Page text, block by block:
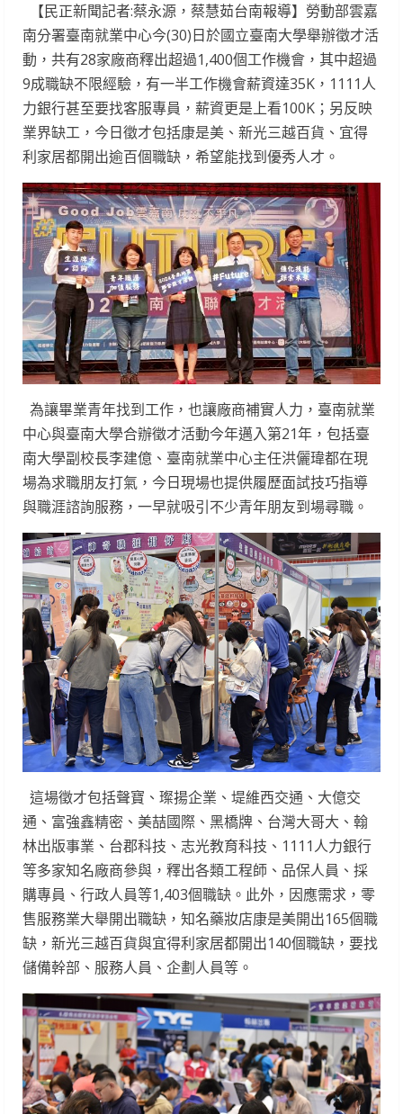
【民正新聞記者:蔡永源，蔡慧茹台南報導】勞動部雲嘉
南分署臺南就業中心今(30)日於國立臺南大學舉辦徵才活
動，共有28家廠商釋出超過1,400個工作機會，其中超過
9成職缺不限經驗，有一半工作機會薪資達35K，1111人
力銀行甚至要找客服專員，薪資更是上看100K；另反映
業界缺工，今日徵才包括康是美、新光三越百貨、宜得
利家居都開出逾百個職缺，希望能找到優秀人才。
為讓畢業青年找到工作，也讓廠商補實人力，臺南就業
中心與臺南大學合辦徵才活動今年邁入第21年，包括臺
南大學副校長李建億、臺南就業中心主任洪儷瑋都在現
場為求職朋友打氣，今日現場也提供履歷面試技巧指導
與職涯諮詢服務，一早就吸引不少青年朋友到場尋職。
這場徵才包括聲寶、璨揚企業、堤維西交通、大億交
通、富強鑫精密、美喆國際、黑橋牌、台灣大哥大、翰
林出版事業、台郡科技、志光教育科技、1111人力銀行
等多家知名廠商參與，釋出各類工程師、品保人員、採
購專員、行政人員等1,403個職缺。此外，因應需求，零
售服務業大舉開出職缺，知名藥妝店康是美開出165個職
缺，新光三越百貨與宜得利家居都開出140個職缺，要找
儲備幹部、服務人員、企劃人員等。